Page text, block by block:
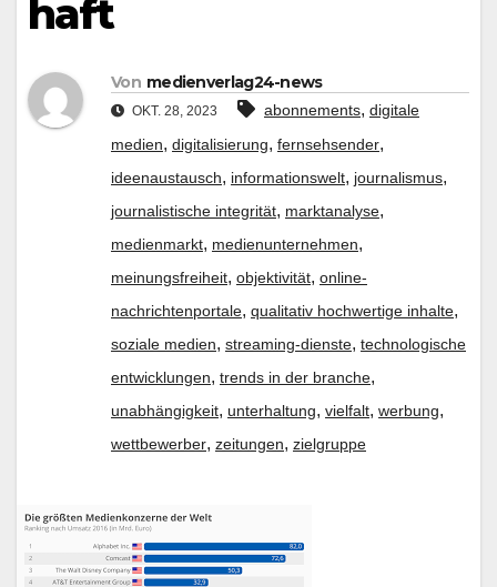
haft
Von medienverlag24-news
OKT. 28, 2023 abonnements, digitale
medien, digitalisierung, fernsehsender,
ideenaustausch, informationswelt, journalismus,
journalistische integrität, marktanalyse,
medienmarkt, medienunternehmen,
meinungsfreiheit, objektivität, online-
nachrichtenportale, qualitativ hochwertige inhalte,
soziale medien, streaming-dienste, technologische
entwicklungen, trends in der branche,
unabhängigkeit, unterhaltung, vielfalt, werbung,
wettbewerber, zeitungen, zielgruppe